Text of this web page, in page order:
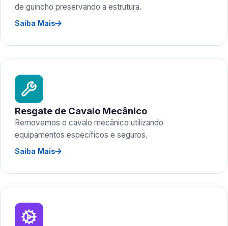
de guincho preservando a estrutura.
Saiba Mais
Resgate de Cavalo Mecânico
Removemos o cavalo mecânico utilizando
equipamentos específicos e seguros.
Saiba Mais